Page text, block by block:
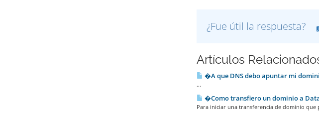
¿Fue útil la respuesta?
Artículos
�A que DNS debo apuntar mi
...
�Como transfiero un dominio a
Para iniciar una transferencia de dominio